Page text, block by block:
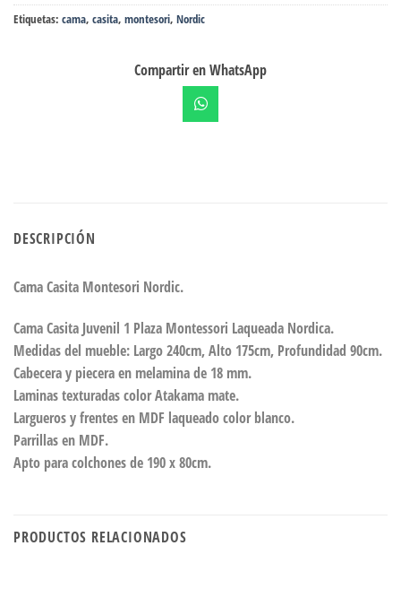
Etiquetas: cama, casita, montesori, Nordic
Compartir en WhatsApp
DESCRIPCIÓN
Cama Casita Montesori Nordic.
Cama Casita Juvenil 1 Plaza Montessori Laqueada Nordica.
Medidas del mueble: Largo 240cm, Alto 175cm, Profundidad 90cm.
Cabecera y piecera en melamina de 18 mm.
Laminas texturadas color Atakama mate.
Largueros y frentes en MDF laqueado color blanco.
Parrillas en MDF.
Apto para colchones de 190 x 80cm.
PRODUCTOS RELACIONADOS